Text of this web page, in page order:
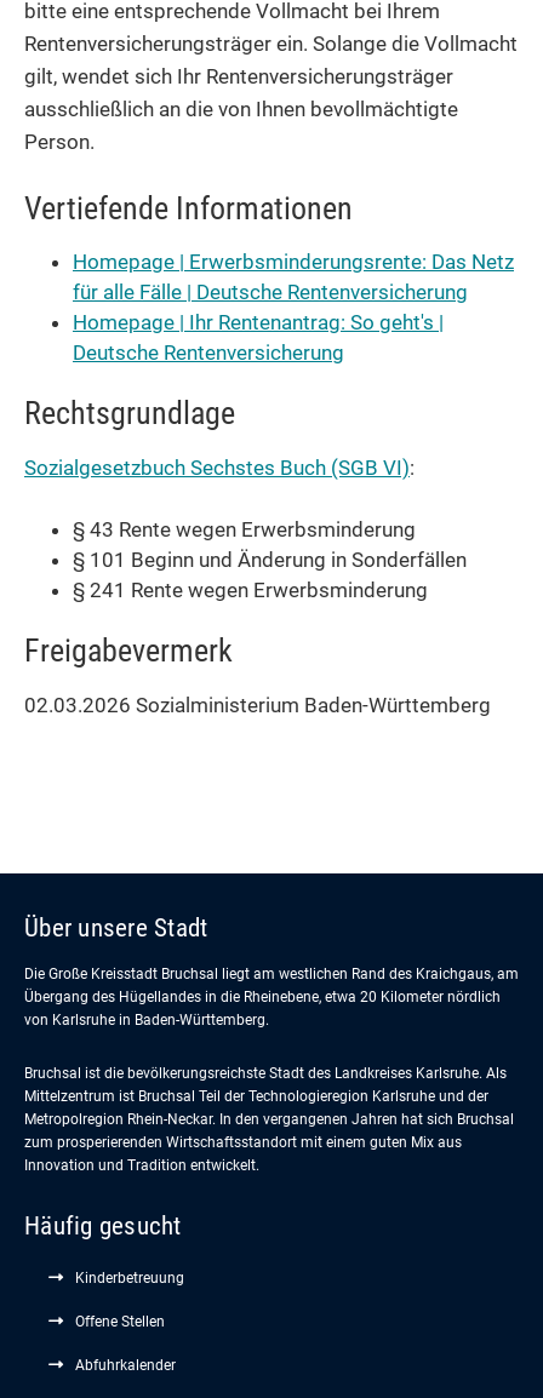
bitte eine entsprechende Vollmacht bei Ihrem
Rentenversicherungsträger ein. Solange die Vollmacht
gilt, wendet sich Ihr Rentenversicherungsträger
ausschließlich an die von Ihnen bevollmächtigte
Person.
Vertiefende Informationen
Homepage | Erwerbsminderungs­rente: Das Netz
für alle Fälle | Deutsche Rentenversicherung
Homepage | Ihr Rentenantrag: So geht's |
Deutsche Rentenversicherung
Rechtsgrundlage
Sozialgesetzbuch Sechstes Buch (SGB VI):
§ 43 Rente wegen Erwerbsminderung
§ 101 Beginn und Änderung in Sonderfällen
§ 241 Rente wegen Erwerbsminderung
Freigabevermerk
02.03.2026 Sozialministerium Baden-Württemberg
Über unsere Stadt
Die Große Kreisstadt Bruchsal liegt am westlichen Rand des Kraichgaus, am
Übergang des Hügellandes in die Rheinebene, etwa 20 Kilometer nördlich
von Karlsruhe in Baden-Württemberg.
Bruchsal ist die bevölkerungsreichste Stadt des Landkreises Karlsruhe. Als
Mittelzentrum ist Bruchsal Teil der Technologieregion Karlsruhe und der
Metropolregion Rhein-Neckar. In den vergangenen Jahren hat sich Bruchsal
zum prosperierenden Wirtschaftsstandort mit einem guten Mix aus
Innovation und Tradition entwickelt.
Häufig gesucht
Kinderbetreuung
Offene Stellen
Abfuhrkalender